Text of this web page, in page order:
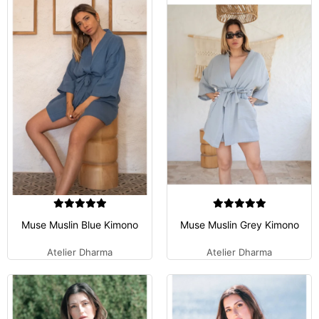
Muse Muslin Blue Kimono
Atelier Dharma
Muse Muslin Grey Kimono
Atelier Dharma